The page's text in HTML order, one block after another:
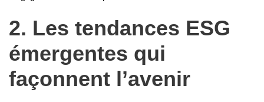
2. Les tendances ESG
émergentes qui
façonnent l’avenir